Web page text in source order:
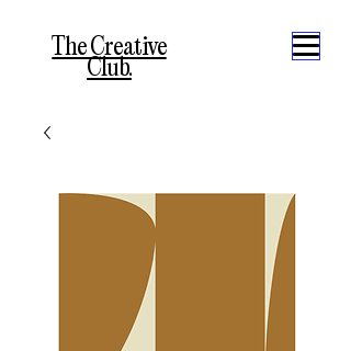
The Creative
Club.